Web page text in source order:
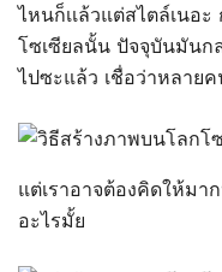
ไหนก็เเล้วแต่สไตล์เนอ
โซเซียลนั้น ปัจจุบันมันก
ไปซะแล้ว เชื่อว่าหลาย
แต่เราอาจต้องคิดให้ม
อะไรมั้ย